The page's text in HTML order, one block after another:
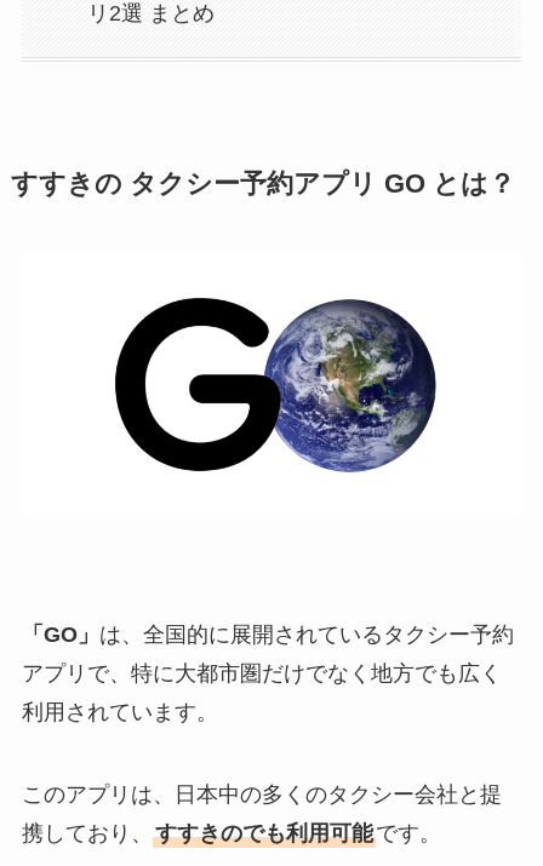
リ2選 まとめ
すすきの タクシー予約アプリ GO とは？
「GO」 は、全国的に展開されているタクシー予約
アプリで、特に大都市圏だけでなく地方でも広く
利用されています。
このアプリは、日本中の多くのタクシー会社と提
携しており、 すすきのでも利用可能です。